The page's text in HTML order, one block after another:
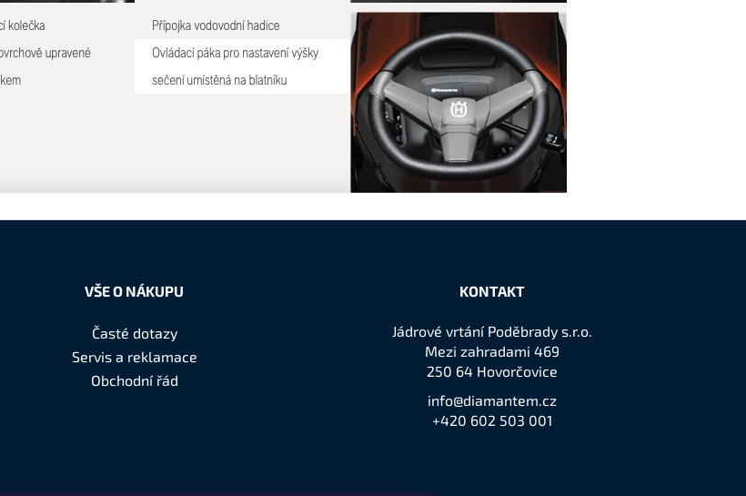
VŠE O NÁKUPU
Časté dotazy
Servis a reklamace
Obchodní řád
KONTAKT
Jádrové vrtání Poděbrady s.r.o.
Mezi zahradami 469
250 64 Hovorčovice
info@diamantem.cz
+420 602 503 001